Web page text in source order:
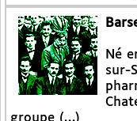
Né
sur-
groupe (…)